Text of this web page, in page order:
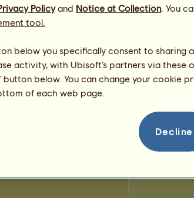
dostal11 blahoželanie (ia/í),
pred 130 dní
pred 130 dní
pred 130 dní
pred 130 dní
Policyand Notice at Collection. You
tool.
below you specifically consent to sharing
activity, with Ubisoft’s partners via these
below. You can change your cookie
of each web page.
Decline